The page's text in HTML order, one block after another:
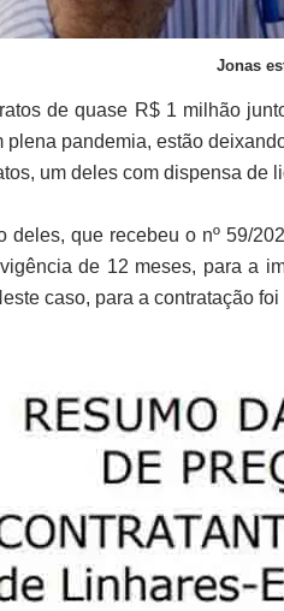
Jonas
de quase R$ 1 milhão
plena pandemia, estão
um deles com dispensa de
deles, que recebeu o nº 59/
de 12 meses, para a
caso, para a contratação